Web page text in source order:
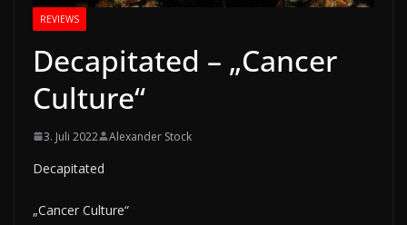
REVIEWS
Decapitated – „Cancer
Culture“
3. Juli 2022 Alexander Stock
Decapitated
„Cancer Culture“